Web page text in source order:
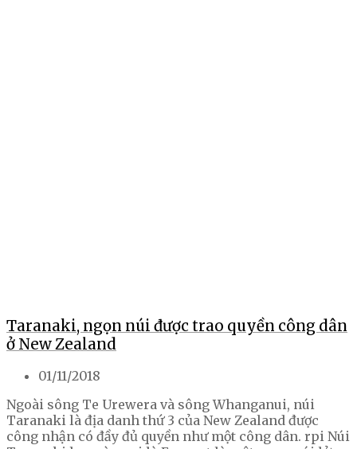
Taranaki, ngọn núi được trao quyền công dân
ở New Zealand
01/11/2018
Ngoài sông Te Urewera và sông Whanganui, núi
Taranaki là địa danh thứ 3 của New Zealand được
công nhận có đầy đủ quyền như một công dân. rpi Núi